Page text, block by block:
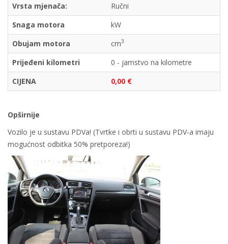
Vrsta mjenača:
Ručni
Snaga motora
kW
Obujam motora
cm3
Prijeđeni kilometri
0 - jamstvo na kilometre
CIJENA
0,00 €
Opširnije
Vozilo je u sustavu PDVa! (Tvrtke i obrti u sustavu PDV-a imaju
mogućnost odbitka 50% pretporeza!)